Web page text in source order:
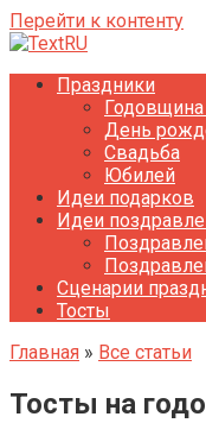
Перейти к контенту
Праздники
День
Свадьба
Юбилей
Идеи подарков
Идеи
Сценарии
Тосты
Главная » Все статьи
Тосты на